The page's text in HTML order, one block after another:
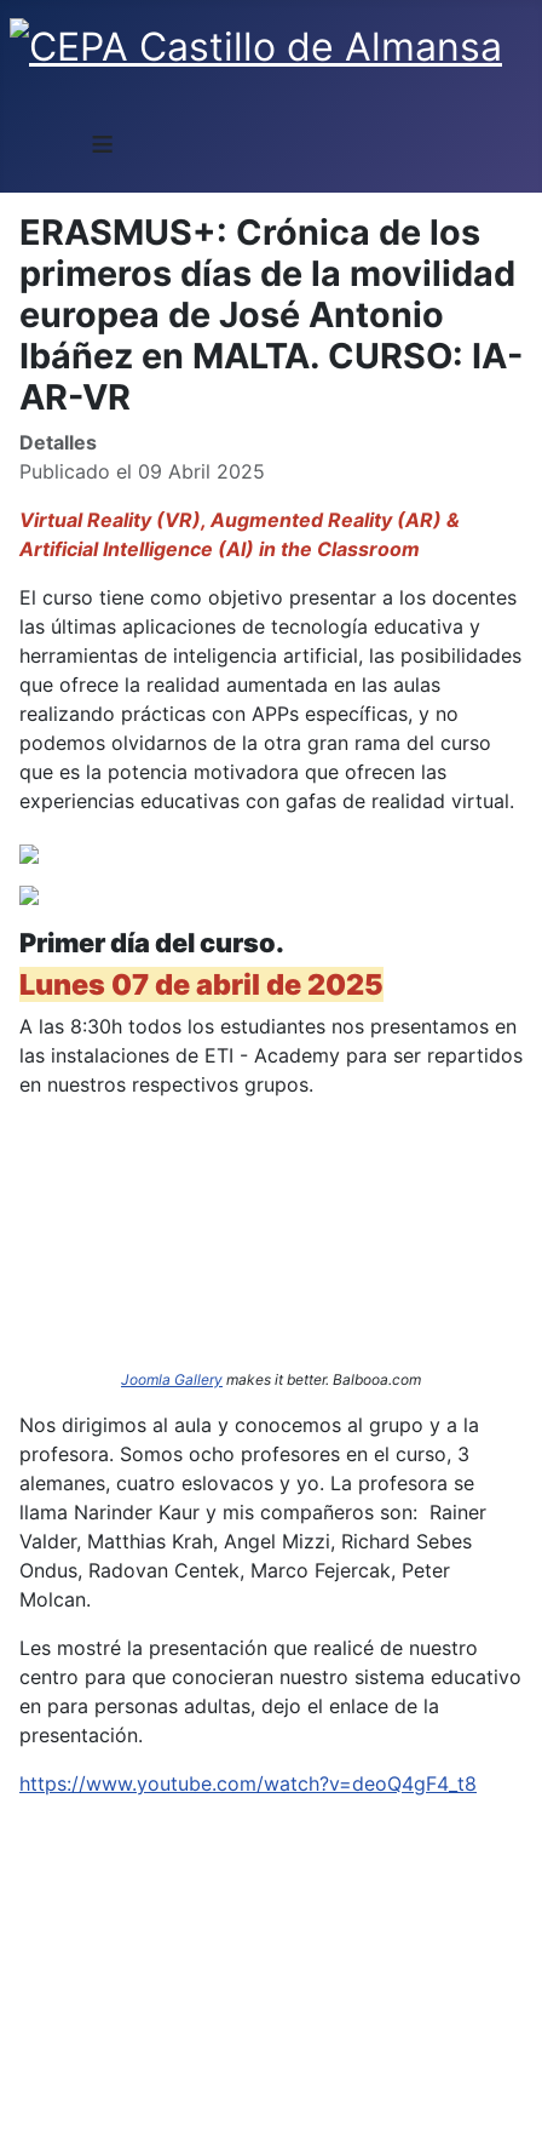
≡
ERASMUS+: Crónica de los
primeros días de la movilidad
europea de José Antonio
Ibáñez en MALTA. CURSO: IA-
AR-VR
Detalles
Publicado el 09 Abril 2025
Virtual Reality (VR), Augmented Reality (AR) &
Artificial Intelligence (AI) in the Classroom
El curso tiene como objetivo presentar a los docentes
las últimas aplicaciones de tecnología educativa y
herramientas de inteligencia artificial, las posibilidades
que ofrece la realidad aumentada en las aulas
realizando prácticas con APPs específicas, y no
podemos olvidarnos de la otra gran rama del curso
que es la potencia motivadora que ofrecen las
experiencias educativas con gafas de realidad virtual.
Primer día del curso.
Lunes 07 de abril de 2025
A las 8:30h todos los estudiantes nos presentamos en
las instalaciones de ETI - Academy para ser repartidos
en nuestros respectivos grupos.
Joomla Gallery makes it better. Balbooa.com
Nos dirigimos al aula y conocemos al grupo y a la
profesora. Somos ocho profesores en el curso, 3
alemanes, cuatro eslovacos y yo. La profesora se
llama Narinder Kaur y mis compañeros son: Rainer
Valder, Matthias Krah, Angel Mizzi, Richard Sebes
Ondus, Radovan Centek, Marco Fejercak, Peter
Molcan.
Les mostré la presentación que realicé de nuestro
centro para que conocieran nuestro sistema educativo
en para personas adultas, dejo el enlace de la
presentación.
https://www.youtube.com/watch?v=deoQ4gF4_t8